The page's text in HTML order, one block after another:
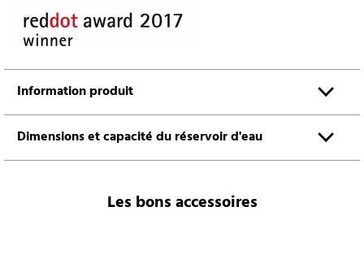
Information produit
Dimensions et capacité du réservoir d'eau
Les bons accessoires